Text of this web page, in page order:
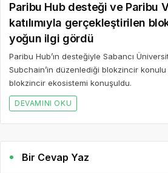
Paribu Hub desteği ve Paribu
katılımıyla gerçekleştirilen
yoğun ilgi gördü
Paribu Hub’ın desteğiyle Sabancı
Subchain’in düzenlediği blokzincir
blokzincir ekosistemi konuşuldu.
DEVAMINI OKU
Bir Cevap Yaz